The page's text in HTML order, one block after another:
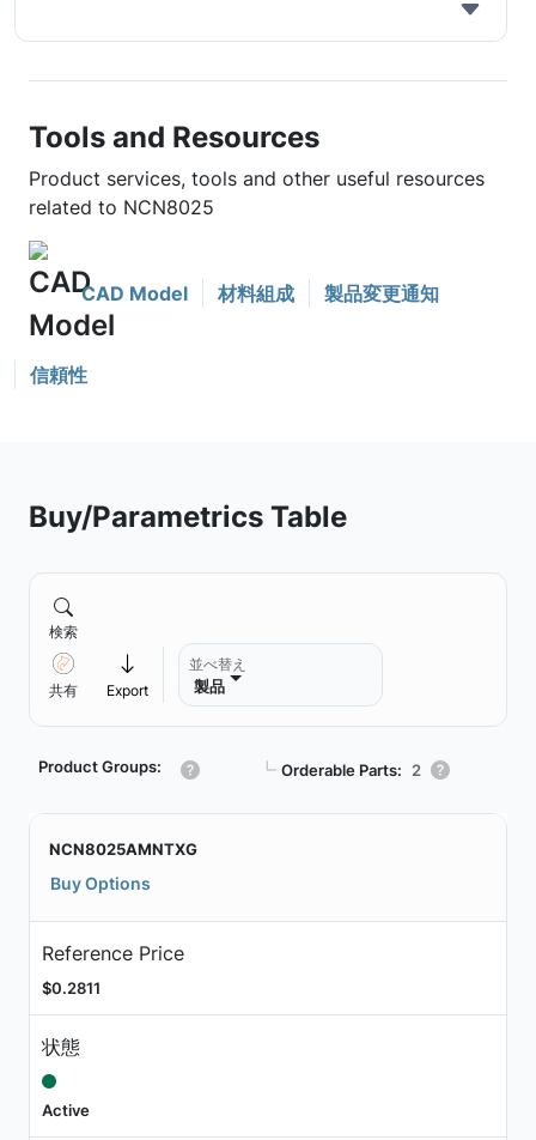
Tools and Resources
Product services, tools and other useful resources
related to NCN8025
CAD Model 材料組成 製品変更通知
信頼性
Buy/Parametrics Table
検索
共有 Export
並べ替え
製品
Product Groups: ┗ Orderable Parts: 2
NCN8025AMNTXG
Buy Options
Reference Price
$0.2811
状態
Active